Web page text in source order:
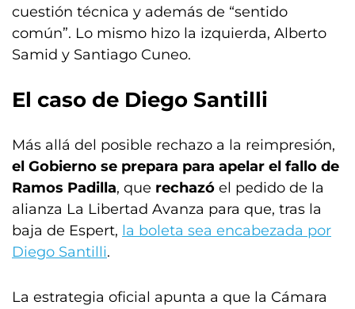
cuestión técnica y además de “sentido
común”. Lo mismo hizo la izquierda, Alberto
Samid y Santiago Cuneo.
El caso de Diego Santilli
Más allá del posible rechazo a la reimpresión,
el Gobierno se prepara para apelar el fallo de
Ramos Padilla, que rechazó el pedido de la
alianza La Libertad Avanza para que, tras la
baja de Espert, la boleta sea encabezada por
Diego Santilli.
La estrategia oficial apunta a que la Cámara